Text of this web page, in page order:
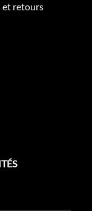
et retours